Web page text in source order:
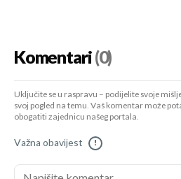
Komentari(0)
Uključite se u raspravu – podijelite svoje
svoj pogled na temu. Vaš komentar može
obogatiti zajednicu našeg portala.
Važna obavijest !